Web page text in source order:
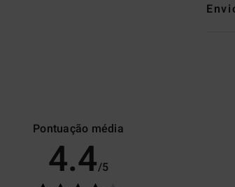
Pontuação média
4.4/5